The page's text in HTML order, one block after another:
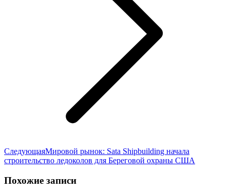
СледующаяСледующая
запись:
Мировой рынок: Sata Shipbuilding начала
строительство ледоколов для Береговой охраны США
Похожие записи